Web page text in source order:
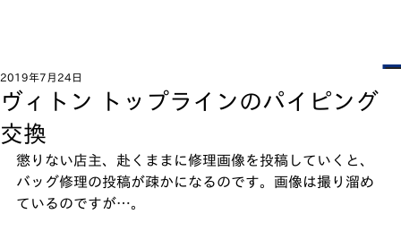
ヴィトン トップラインのパイピング
交換
2019年7月24日
懲りない店主、赴くままに修理画像を投稿していくと、
バッグ修理の投稿が疎かになるのです。画像は撮り溜め
ているのですが…。﻿